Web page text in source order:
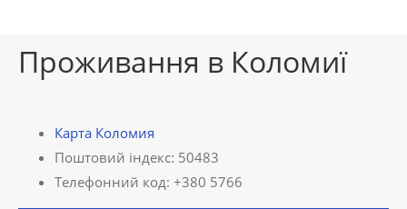
Проживання в Коломиї
Карта Коломия
Поштовий індекс: 50483
Телефонний код: +380 5766